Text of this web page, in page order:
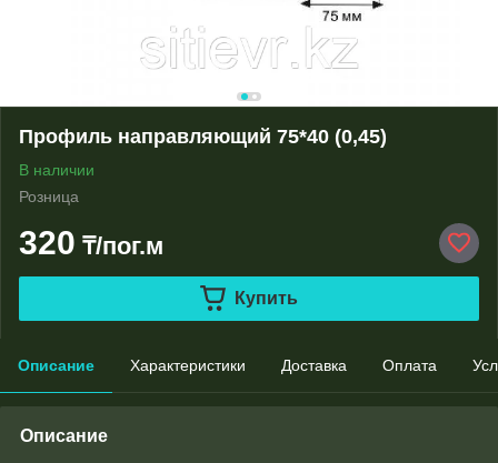
Профиль направляющий 75*40 (0,45)
В наличии
Розница
320 ₸/пог.м
Купить
Описание Характеристики Доставка Оплата
Описание